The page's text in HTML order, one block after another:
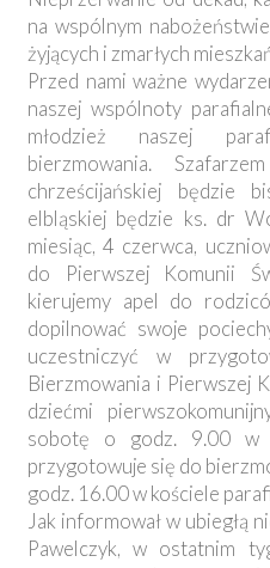
na wspólnym
żyjących i zmarłych
Przed nami ważne
naszej wspólnoty
młodzież naszej
bierzmowania.
chrześcijańskiej będzie
elbląskiej będzie ks. dr
miesiąc, 4 czerwca,
do Pierwszej Komunii
kierujemy apel do
dopilnować swoje
uczestniczyć w
Bierzmowania i Pierwszej
dziećmi
sobotę o godz. 9.00 w
przygotowuje się do
godz. 16.00 w kościele
Jak informował w ubiegłą
Pawelczyk, w ostatnim